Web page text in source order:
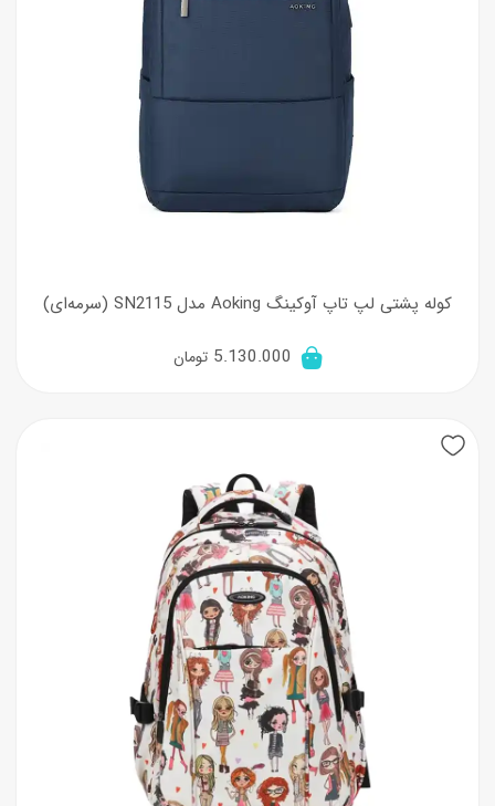
کوله پشتی لپ تاپ آوکینگ Aoking مدل SN2115 (سرمه‌ای)
5.130.000 تومان